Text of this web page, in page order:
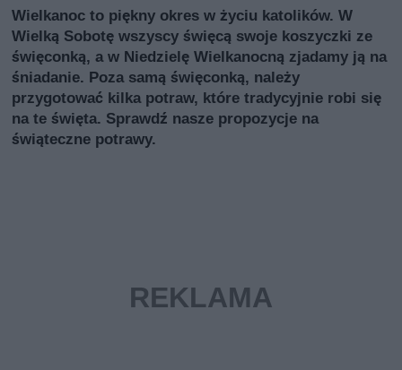
Wielkanoc to piękny okres w życiu katolików. W
Wielką Sobotę wszyscy święcą swoje koszyczki ze
święconką, a w Niedzielę Wielkanocną zjadamy ją na
śniadanie. Poza samą święconką, należy
przygotować kilka potraw, które tradycyjnie robi się
na te święta. Sprawdź nasze propozycje na
świąteczne potrawy.